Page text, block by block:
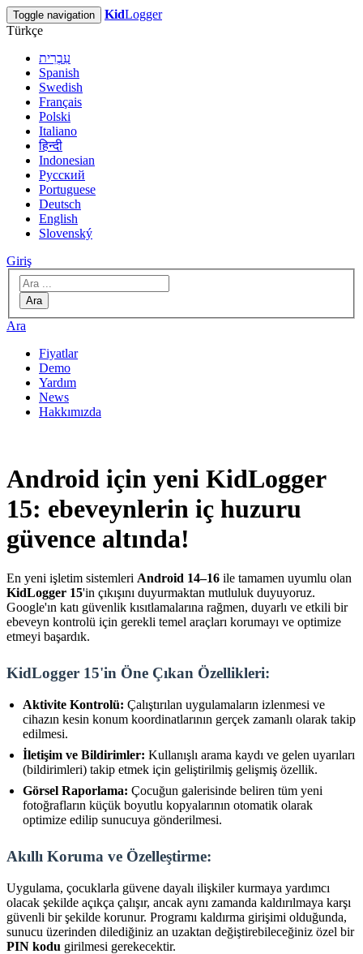
Toggle navigation KidLogger
Türkçe
עִבְרִית
Spanish
Swedish
Français
Polski
Italiano
हिन्दी
Indonesian
Русский
Portuguese
Deutsch
English
Slovenský
Giriş
Ara
Ara
Fiyatlar
Demo
Yardım
News
Hakkımızda
Android için yeni KidLogger
15: ebeveynlerin iç huzuru
güvence altında!
En yeni işletim sistemleri Android 14–16 ile tamamen uyumlu olan
KidLogger 15'in çıkışını duyurmaktan mutluluk duyuyoruz.
Google'ın katı güvenlik kısıtlamalarına rağmen, duyarlı ve etkili bir
ebeveyn kontrolü için gerekli temel araçları korumayı ve optimize
etmeyi başardık.
KidLogger 15'in Öne Çıkan Özellikleri:
Aktivite Kontrolü: Çalıştırılan uygulamaların izlenmesi ve
cihazın kesin konum koordinatlarının gerçek zamanlı olarak takip
edilmesi.
İletişim ve Bildirimler: Kullanışlı arama kaydı ve gelen uyarıları
(bildirimleri) takip etmek için geliştirilmiş gelişmiş özellik.
Görsel Raporlama: Çocuğun galerisinde beliren tüm yeni
fotoğrafların küçük boyutlu kopyalarının otomatik olarak
optimize edilip sunucuya gönderilmesi.
Akıllı Koruma ve Özelleştirme:
Uygulama, çocuklarla güvene dayalı ilişkiler kurmaya yardımcı
olacak şekilde açıkça çalışır, ancak aynı zamanda kaldırılmaya karşı
güvenli bir şekilde korunur. Programı kaldırma girişimi olduğunda,
sunucu üzerinden dilediğiniz an uzaktan değiştirebileceğiniz özel bir
PIN kodu girilmesi gerekecektir.